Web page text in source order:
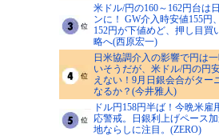
米ドル/円の160～162円台は
ンに！ GW介入時安値155円
152円が下値めど、押し目買
略へ(西原宏一)
日米協調介入の影響で円は
いそうだが、米ドル/円の円
えない！9月日銀会合がター
なるか？(今井雅人)
ドル円158円半ば！今晩米
応警戒。日銀利上げペース
地ならしに注目。(ZERO)